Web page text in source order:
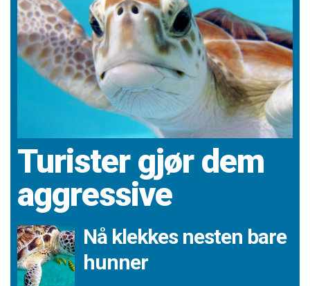
Turister gjør dem
aggressive
Nå klekkes nesten bare
hunner